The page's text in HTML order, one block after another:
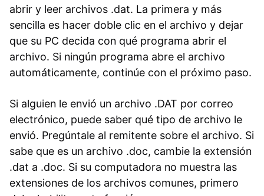
abrir y leer archivos .dat. La primera y más
sencilla es hacer doble clic en el archivo y dejar
que su PC decida con qué programa abrir el
archivo. Si ningún programa abre el archivo
automáticamente, continúe con el próximo paso.
Si alguien le envió un archivo .DAT por correo
electrónico, puede saber qué tipo de archivo le
envió. Pregúntale al remitente sobre el archivo. Si
sabe que es un archivo .doc, cambie la extensión
.dat a .doc. Si su computadora no muestra las
extensiones de los archivos comunes, primero